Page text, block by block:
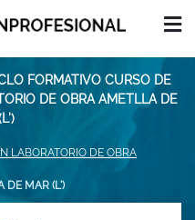
FORMATIVO CURSO DE
DE OBRA AMETLLA DE
LABORATORIO DE OBRA
DE MAR (L')